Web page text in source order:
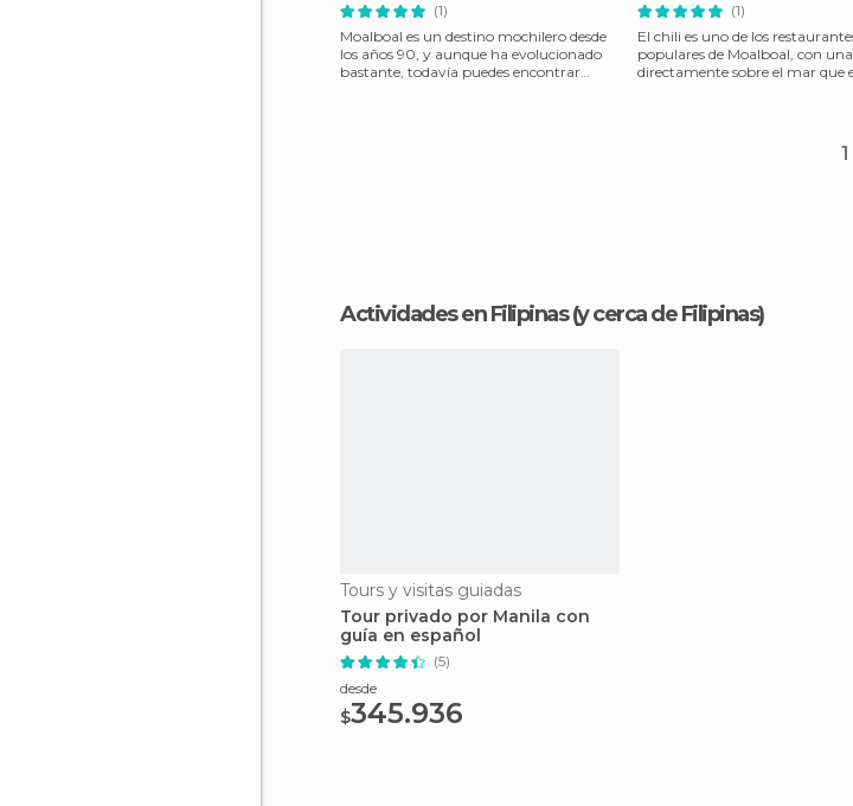
(1)
Moalboal es un destino mochilero desde
los años 90, y aunque ha evolucionado
bastante, todavía puedes encontrar
(1)
El chili es uno de los
populares de Moalboal, con
directamente sobre el mar que
1
Actividades en Filipinas(y cerca de Filipinas)
Tours y visitas guiadas
Tour privado por Manila con
guía en español
(5)
desde
$345.936